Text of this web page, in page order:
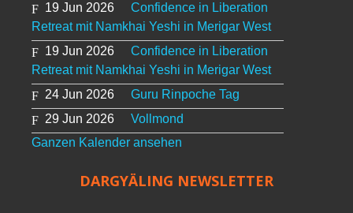
19 Jun 2026
Confidence in Liberation
Retreat mit Namkhai Yeshi in Merigar West
19 Jun 2026
Confidence in Liberation
Retreat mit Namkhai Yeshi in Merigar West
24 Jun 2026
Guru Rinpoche Tag
29 Jun 2026
Vollmond
Ganzen Kalender ansehen
DARGYÄLING NEWSLETTER